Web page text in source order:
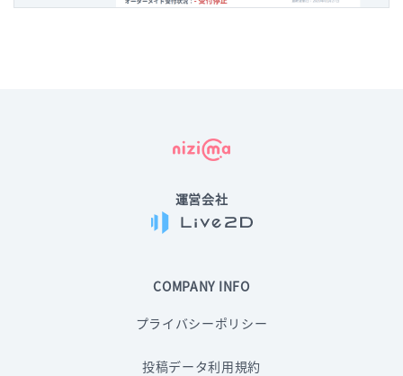
運営会社
COMPANY INFO
プライバシーポリシー
投稿データ利用規約